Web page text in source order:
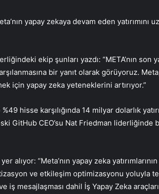
yapay zekaya devam eden
ekip şunları yazdı: “META’nın son
bir yanıt olarak görüyoruz.
için yapay zeka yeteneklerini artırıyor.”
hisse karşılığında 14 milyar dolarlık
GitHub CEO’su Nat Friedman
alıyor: “Meta’nın yapay zeka
ve etkileşim optimizasyonu yoluyla
iş mesajlaşması dahil İş Yapay Zeka